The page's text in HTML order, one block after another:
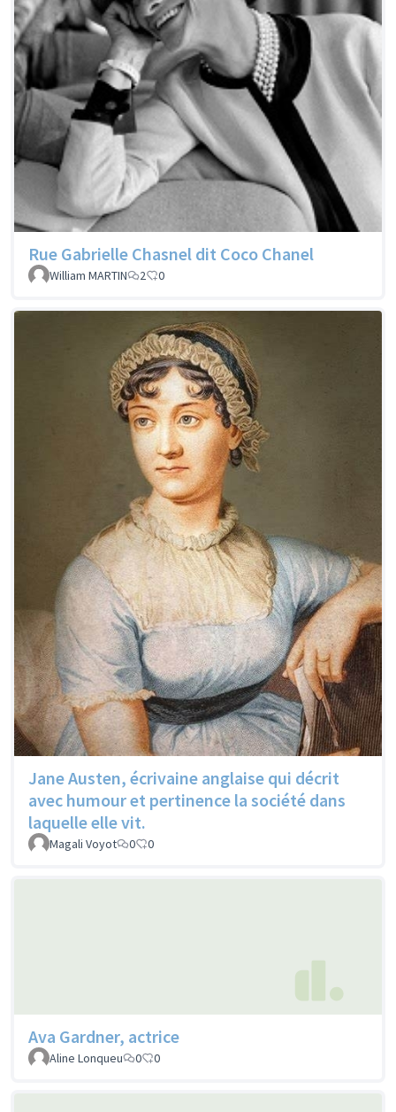
Rue Gabrielle Chasnel dit Coco Chanel
William MARTIN 2 0
Jane Austen, écrivaine anglaise qui décrit
avec humour et pertinence la société dans
laquelle elle vit.
Magali Voyot 0 0
Ava Gardner, actrice
Aline Lonqueu 0 0